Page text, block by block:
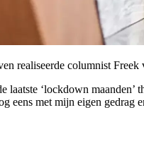
realiseerde columnist
laatste ‘lockdown
eens met mijn eigen